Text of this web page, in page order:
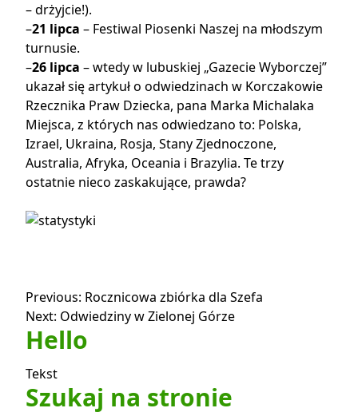
– drżyjcie!).
–21 lipca – Festiwal Piosenki Naszej na młodszym
turnusie.
–26 lipca – wtedy w lubuskiej „Gazecie Wyborczej”
ukazał sięartykuł o odwiedzinach w Korczakowie
Rzecznika Praw Dziecka, pana Marka Michalaka
Miejsca, z których nas odwiedzano to: Polska,
Izrael, Ukraina, Rosja, Stany Zjednoczone,
Australia, Afryka, Oceania i Brazylia. Te trzy
ostatnie nieco zaskakujące, prawda?
Nawigacja
wpisu
Previous: Rocznicowa zbiórka dla Szefa
Next: Odwiedziny w Zielonej Górze
Hello
Tekst
Szukaj na stronie